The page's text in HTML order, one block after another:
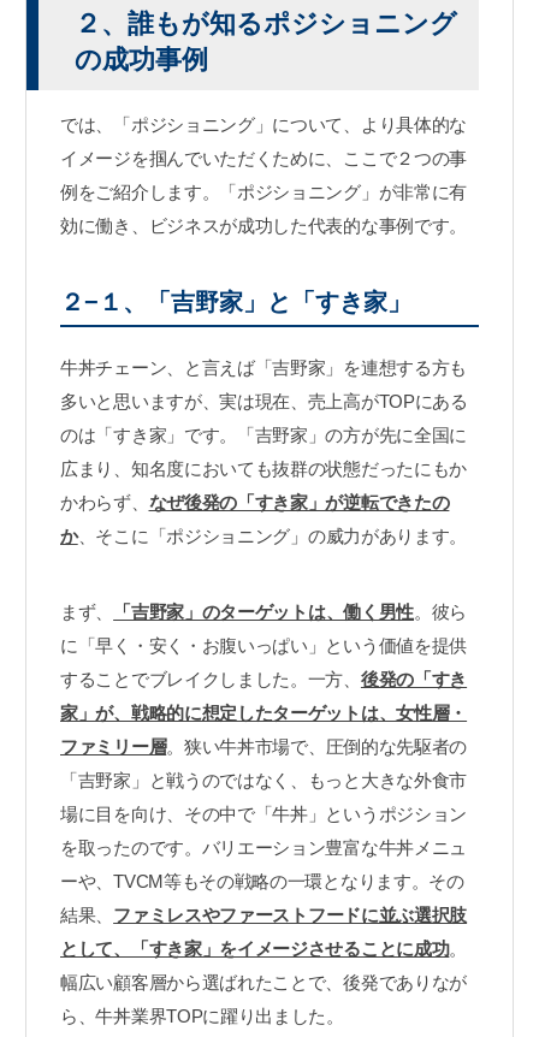
２、誰もが知るポジショニング
の成功事例
では、「ポジショニング」について、より具体的な
イメージを掴んでいただくために、ここで２つの事
例をご紹介します。「ポジショニング」が非常に有
効に働き、ビジネスが成功した代表的な事例です。
２−１、「吉野家」と「すき家」
牛丼チェーン、と言えば「吉野家」を連想する方も
多いと思いますが、実は現在、売上高がTOPにある
のは「すき家」です。「吉野家」の方が先に全国に
広まり、知名度においても抜群の状態だったにもか
かわらず、 なぜ後発の「すき家」が逆転できたの
か、そこに「ポジショニング」の威力があります。
まず、 「吉野家」のターゲットは、働く男性。彼ら
に「早く・安く・お腹いっぱい」という価値を提供
することでブレイクしました。一方、 後発の「すき
家」が、戦略的に想定したターゲットは、女性層・
ファミリー層。狭い牛丼市場で、圧倒的な先駆者の
「吉野家」と戦うのではなく、もっと大きな外食市
場に目を向け、その中で「牛丼」というポジション
を取ったのです。バリエーション豊富な牛丼メニュ
ーや、TVCM等もその戦略の一環となります。その
結果、 ファミレスやファーストフードに並ぶ選択肢
として、「すき家」をイメージさせることに成功。
幅広い顧客層から選ばれたことで、後発でありなが
ら、牛丼業界TOPに躍り出ました。